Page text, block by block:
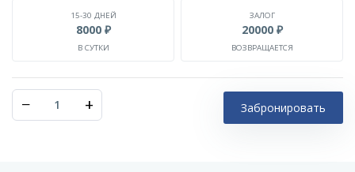
15-30 ДНЕЙ
8000 ₽
В СУТКИ
ЗАЛОГ
20000 ₽
ВОЗВРАЩАЕТСЯ
− + Забронировать